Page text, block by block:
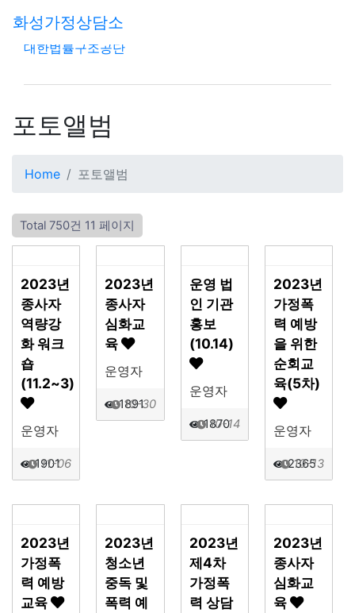
화성시청
대한법률구조공단
화성가정상담소
포토앨범
Home 포토앨범
Total 750건 11 페이지
2023년
종사자
역량강
화 워크
숍
(11.2~3)
운영자
1901
11-06
2023년
종사자
심화교
육
운영자
1891
10-30
운영 법
인 기관
홍보
(10.14)
운영자
1870
10-14
2023년
가정폭
력 예방
을 위한
순회교
육(5차)
운영자
2365
10-13
2023년
가정폭
력 예방
교육
2023년
청소년
중독 및
폭력 예
2023년
제4차
가정폭
력 상담
2023년
종사자
심화교
육